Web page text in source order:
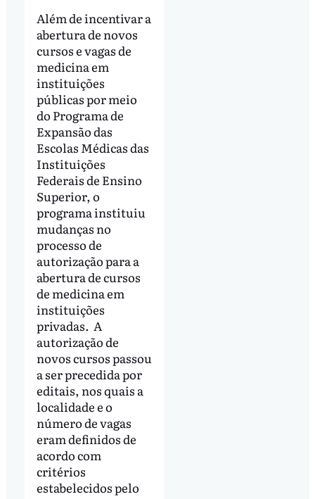
Além de incentivar a
abertura de novos
cursos e vagas de
medicina em
instituições
públicas por meio
do Programa de
Expansão das
Escolas Médicas das
Instituições
Federais de Ensino
Superior, o
programa instituiu
mudanças no
processo de
autorização para a
abertura de cursos
de medicina em
instituições
privadas. A
autorização de
novos cursos passou
a ser precedida por
editais, nos quais a
localidade e o
número de vagas
eram definidos de
acordo com
critérios
estabelecidos pelo